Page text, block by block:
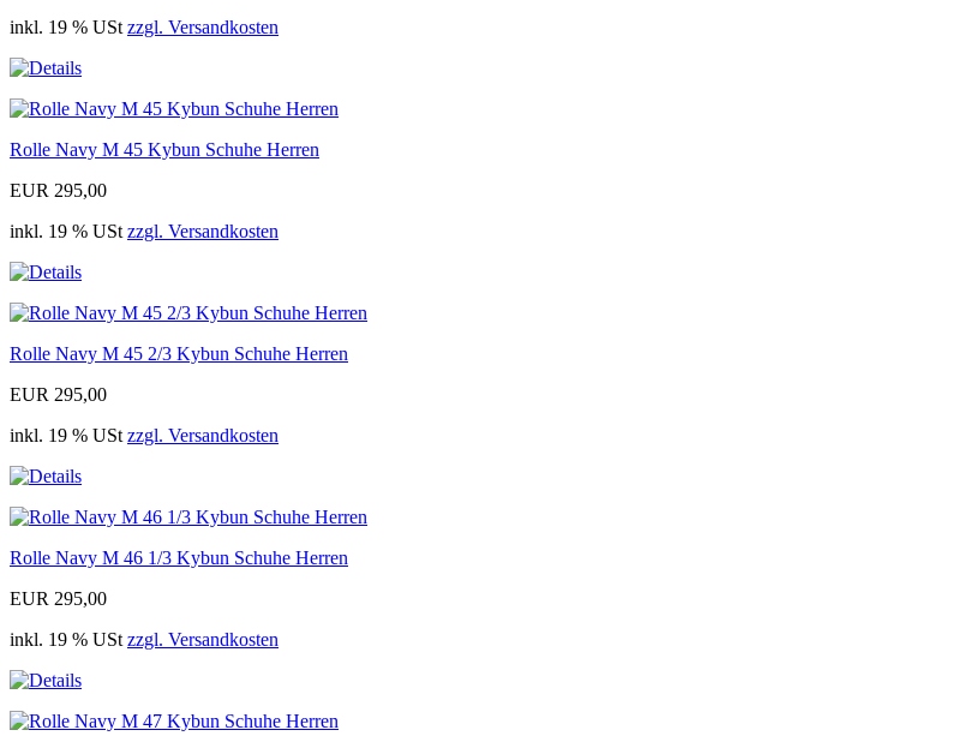
inkl. 19 % USt zzgl. Versandkosten
Rolle Navy M 45 Kybun Schuhe Herren
EUR 295,00
inkl. 19 % USt zzgl. Versandkosten
Rolle Navy M 45 2/3 Kybun Schuhe Herren
EUR 295,00
inkl. 19 % USt zzgl. Versandkosten
Rolle Navy M 46 1/3 Kybun Schuhe Herren
EUR 295,00
inkl. 19 % USt zzgl. Versandkosten